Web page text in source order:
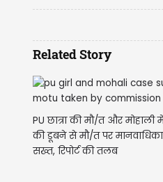
Related Story
PU छात्रा की मौ/त और मोहाली
की डूबने से मौ/त पर
सख्त, रिपोर्ट की तलब